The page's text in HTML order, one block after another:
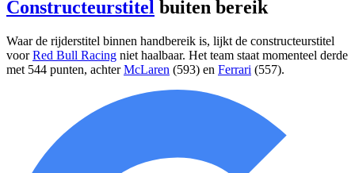
Constructeurstitel buiten bereik
Waar de rijderstitel binnen handbereik is, lijkt de constructeurstitel
voorRed Bull Racing niet haalbaar. Het team staat momenteel derde
met 544 punten, achterMcLaren (593) en Ferrari (557).